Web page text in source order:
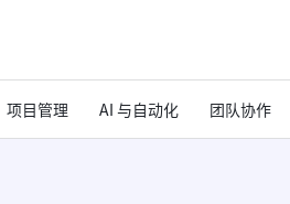
项目管理 AI 与自动化 团队协作